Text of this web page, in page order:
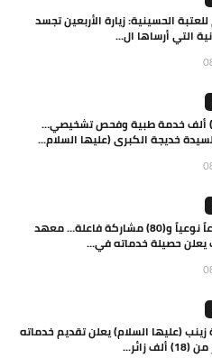
للعتبة الحسينية: زيارة الأربعين تجسد
التي أرساها ال...
أكثر من (37) ألف خدمة طبية وفحص تشخيصي…
خديجة الكبرى (عليها السلام...
بـ(18) مشروعاً نوعياً و(80) مشاركة فاعلة… معهد
يعلن حصيلة خدماته في...
(عليها السلام) يعلن تقديم خدماته
زائر...